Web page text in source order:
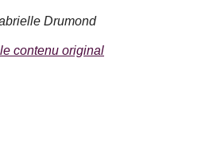
Drumond
contenu original